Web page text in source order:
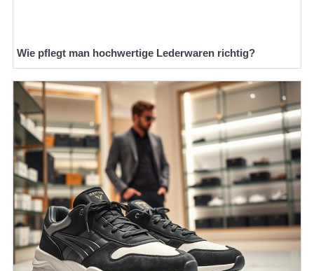
Wie pflegt man hochwertige Lederwaren richtig?